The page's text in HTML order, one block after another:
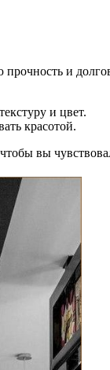
и
и цвет.
красотой.
вы